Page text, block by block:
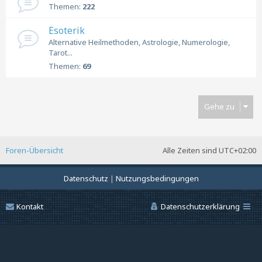
Themen: 222
Esoterik
Alternative Heilmethoden, Astrologie, Numerologie,
Tarot...
Themen: 69
Gehe zu
Alle Zeiten sind UTC+02:00
Foren-Übersicht
Datenschutz | Nutzungsbedingungen
Datenschutzerklärung
Kontakt